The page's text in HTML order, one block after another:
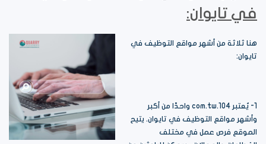
في تايوان:
هنا ثلاثة من أشهر مواقع التوظيف في
تايوان:
1- يُعتبر 104.com.tw واحدًا من أكبر
وأشهر مواقع التوظيف في تايوان. يتيح
الموقع فرص عمل في مختلف